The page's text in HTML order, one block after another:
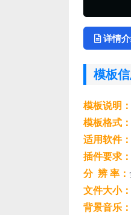
详情
模板
模板说明：
模板格式：
适用软件：
插件要求：
分 辨 率：
文件大小：
背景音乐：